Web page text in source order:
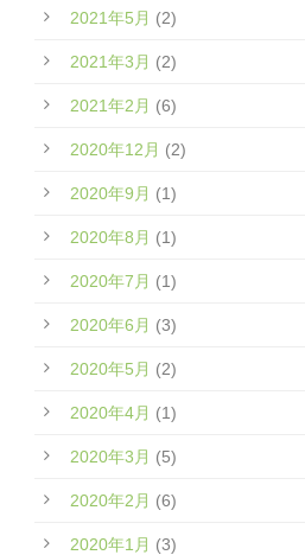
2021年5月 (2)
2021年3月 (2)
2021年2月 (6)
2020年12月 (2)
2020年9月 (1)
2020年8月 (1)
2020年7月 (1)
2020年6月 (3)
2020年5月 (2)
2020年4月 (1)
2020年3月 (5)
2020年2月 (6)
2020年1月 (3)